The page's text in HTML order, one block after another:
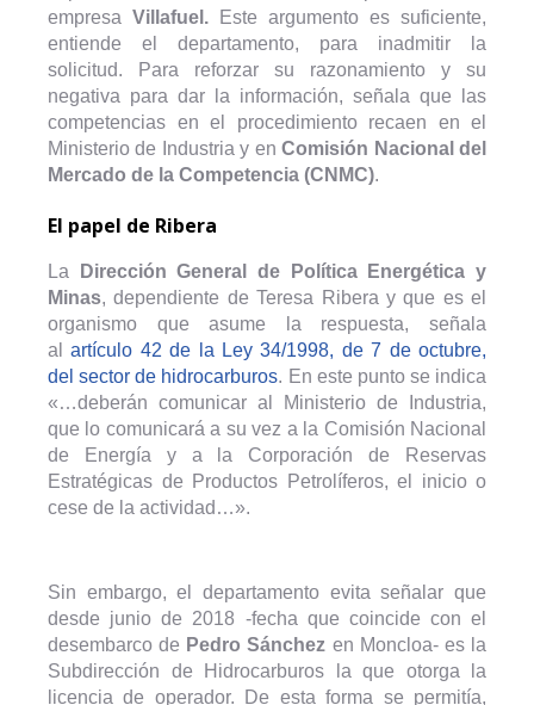
empresa Villafuel. Este argumento es suficiente,
entiende el departamento, para inadmitir la
solicitud. Para reforzar su razonamiento y su
negativa para dar la información, señala que las
competencias en el procedimiento recaen en el
Ministerio de Industria y enComisión Nacional del
Mercado de la Competencia (CNMC).
El papel de Ribera
La
Dirección General de Política Energética y
Minas, dependiente de Teresa Ribera y que es el
organismo que asume la respuesta, señala
al artículo 42 de la Ley 34/1998, de 7 de octubre,
del sector de hidrocarburos. En este punto se indica
«…deberán comunicar al Ministerio de Industria,
que lo comunicará a su vez a la Comisión Nacional
de Energía y a la Corporación de Reservas
Estratégicas de Productos Petrolíferos, el inicio o
cese de la actividad…».
Sin embargo, el departamento evita señalar que
desde junio de 2018 -fecha que coincide con el
desembarco de Pedro Sánchez en Moncloa- es la
Subdirección de Hidrocarburos la que otorga la
licencia de operador. De esta forma se permitía,